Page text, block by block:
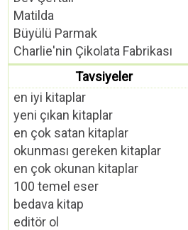
Matilda
Büyülü Parmak
Charlie'nin Çikolata Fabrikası
Tavsiyeler
en iyi kitaplar
yeni çıkan kitaplar
en çok satan kitaplar
okunması gereken kitaplar
en çok okunan kitaplar
100 temel eser
bedava kitap
editör ol